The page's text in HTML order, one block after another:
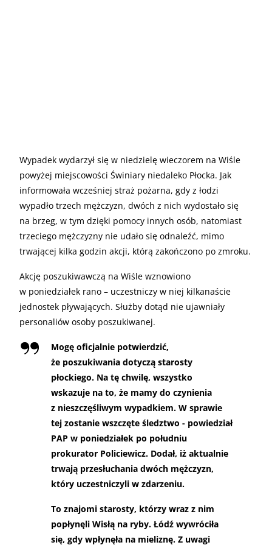
Wypadek wydarzył się w niedzielę wieczorem na Wiśle
powyżej miejscowości Świniary niedaleko Płocka. Jak
informowała wcześniej straż pożarna, gdy z łodzi
wypadło trzech mężczyzn, dwóch z nich wydostało się
na brzeg, w tym dzięki pomocy innych osób, natomiast
trzeciego mężczyzny nie udało się odnaleźć, mimo
trwającej kilka godzin akcji, którą zakończono po zmroku.
Akcję poszukiwawczą na Wiśle wznowiono
w poniedziałek rano – uczestniczy w niej kilkanaście
jednostek pływających. Służby dotąd nie ujawniały
personaliów osoby poszukiwanej.
Mogę oficjalnie potwierdzić,
że poszukiwania dotyczą starosty
płockiego. Na tę chwilę, wszystko
wskazuje na to, że mamy do czynienia
z nieszczęśliwym wypadkiem. W sprawie
tej zostanie wszczęte śledztwo - powiedział
PAP w poniedziałek po południu
prokurator Policiewicz. Dodał, iż aktualnie
trwają przesłuchania dwóch mężczyzn,
który uczestniczyli w zdarzeniu.
To znajomi starosty, którzy wraz z nim
popłynęli Wisłą na ryby. Łódź wywróciła
się, gdy wpłynęła na mieliznę. Z uwagi